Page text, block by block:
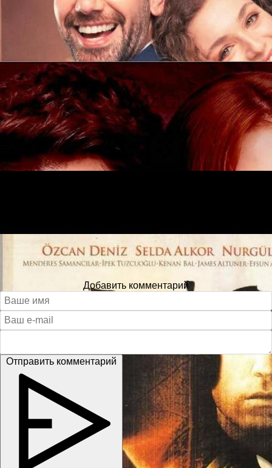
Добавить комментарий
Отправить комментарий